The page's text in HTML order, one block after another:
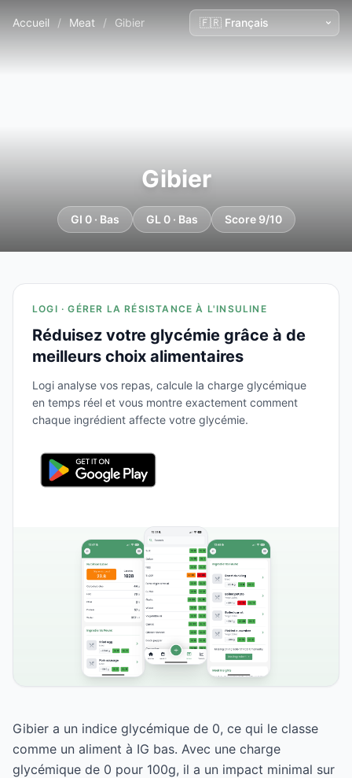
Accueil / Meat / Gibier
Gibier
GI 0 · Bas GL 0 · Bas Score 9/10
LOGI · GÉRER LA RÉSISTANCE À L'INSULINE
Réduisez votre glycémie grâce à de
meilleurs choix alimentaires
Logi analyse vos repas, calcule la charge glycémique
en temps réel et vous montre exactement comment
chaque ingrédient affecte votre glycémie.
Gibier a un indice glycémique de 0, ce qui le classe
comme un aliment à IG bas. Avec une charge
glycémique de 0 pour 100g, il a un impact minimal sur